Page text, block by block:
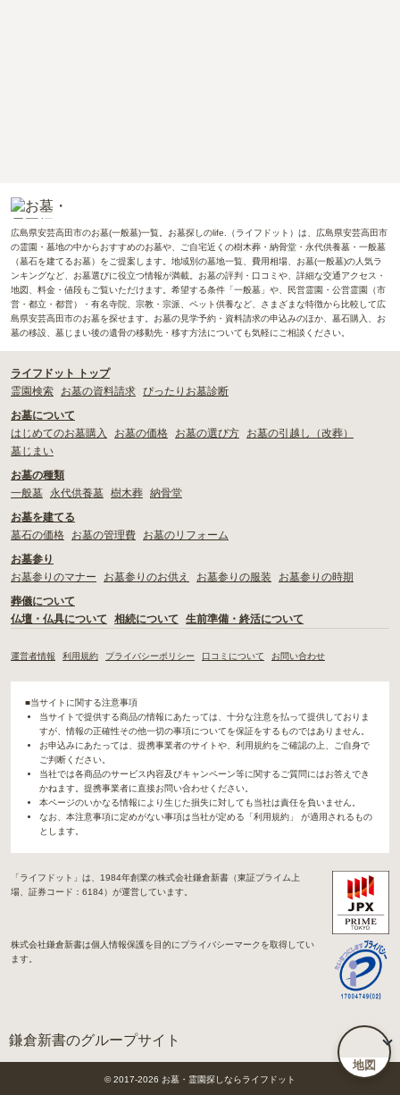
地図
広島県安芸高田市のお墓(一般墓)一覧。お墓探しのlife.（ライフドット）は、広島県安芸高田市
の霊園・墓地の中からおすすめのお墓や、ご自宅近くの樹木葬・納骨堂・永代供養墓・一般墓
（墓石を建てるお墓）をご提案します。地域別の墓地一覧、費用相場、お墓(一般墓)の人気ラ
ンキングなど、お墓選びに役立つ情報が満載。お墓の評判・口コミや、詳細な交通アクセス・
地図、料金・値段もご覧いただけます。希望する条件「一般墓」や、民営霊園・公営霊園（市
営・都立・都営）・有名寺院、宗教・宗派、ペット供養など、さまざまな特徴から比較して広
島県安芸高田市のお墓を探せます。お墓の見学予約・資料請求の申込みのほか、墓石購入、お
墓の移設、墓じまい後の遺骨の移動先・移す方法についても気軽にご相談ください。
ライフドット トップ
霊園検索
お墓の資料請求 ぴったりお墓診断
お墓について
はじめてのお墓購入
お墓の価格 お墓の選び方
お墓の引越し（改葬）
墓じまい
お墓の種類
一般墓
永代供養墓 樹木葬 納骨堂
お墓を建てる
墓石の価格
お墓の管理費
お墓のリフォーム
お墓参り
お墓参りのマナー
お墓参りのお供え お墓参りの服装
お墓参りの時期
葬儀について
仏壇・仏具について
相続について 生前準備・終活について
運営者情報 利用規約 プライバシーポリシー 口コミについて お問い合わせ
■当サイトに関する注意事項
当サイトで提供する商品の情報にあたっては、十分な注意を払って提供しておりま
すが、情報の正確性その他一切の事項についてを保証をするものではありません。
お申込みにあたっては、提携事業者のサイトや、利用規約をご確認の上、ご自身で
ご判断ください。
当社では各商品のサービス内容及びキャンペーン等に関するご質問にはお答えでき
かねます。提携事業者に直接お問い合わせください。
本ページのいかなる情報により生じた損失に対しても当社は責任を負いません。
なお、本注意事項に定めがない事項は当社が定める「利用規約」 が適用されるもの
とします。
「ライフドット」は、1984年創業の株式会社鎌倉新書（東証プライム上
場、証券コード：6184）が運営しています。
株式会社鎌倉新書は個人情報保護を目的にプライバシーマークを取得してい
ます。
鎌倉新書のグループサイト
© 2017-2026 お墓・霊園探しならライフドット